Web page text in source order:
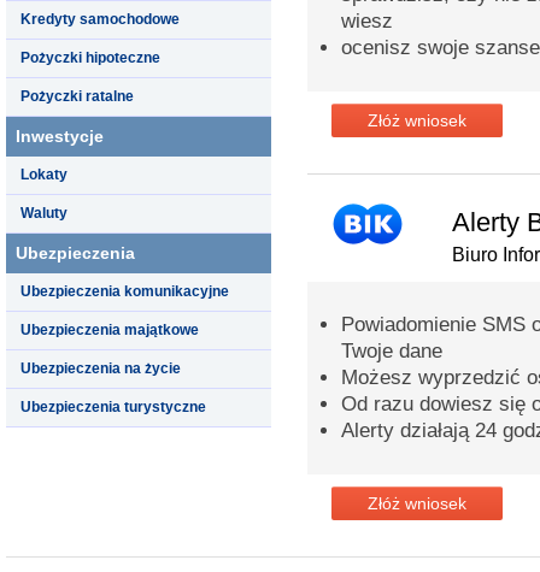
Kredyty samochodowe
Pożyczki hipoteczne
Pożyczki ratalne
Inwestycje
Lokaty
Waluty
Ubezpieczenia
Ubezpieczenia komunikacyjne
Ubezpieczenia majątkowe
Ubezpieczenia na życie
Ubezpieczenia turystyczne
wiesz
ocenisz swoje
Złóż wniosek
Alerty
Biuro
Powiadomienie SMS
Twoje dane
Możesz wyprzedzić
Od razu dowiesz się
Alerty działają 24
Złóż wniosek